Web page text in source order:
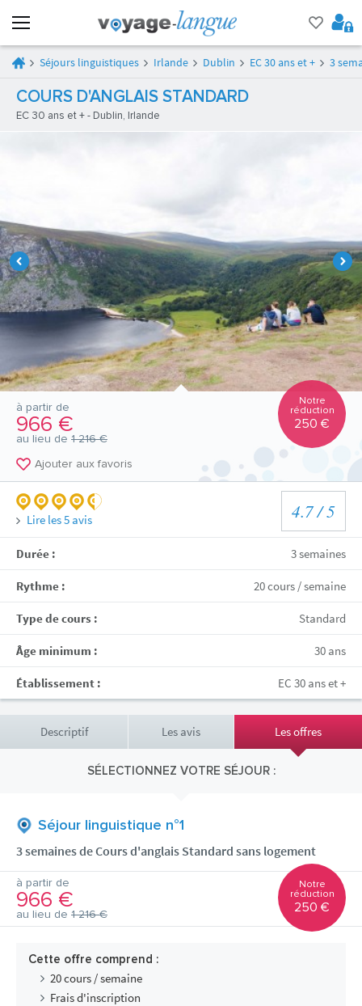
Séjours linguistiques Irlande Dublin EC 30 ans et + 3
COURS D'ANGLAIS STANDARD
EC 30 ans et + - Dublin, Irlande
à partir de
966 €
au lieu de 1 216 €
Notre
réduction
250 €
Ajouter aux favoris
4.7/ 5
Lire les5 avis
Durée : 3 semaines
Rythme : 20 cours / semaine
Type de cours : Standard
Âge minimum : 30 ans
Établissement : EC 30 ans et +
Descriptif Les avis Les offres
SÉLECTIONNEZ VOTRE SÉJOUR :
Séjour linguistique n°1
3 semaines de Cours d'anglais Standard sans logement
à partir de
966 €
au lieu de 1 216 €
Notre
réduction
250 €
Cette offre comprend :
20 cours / semaine
Frais d'inscription